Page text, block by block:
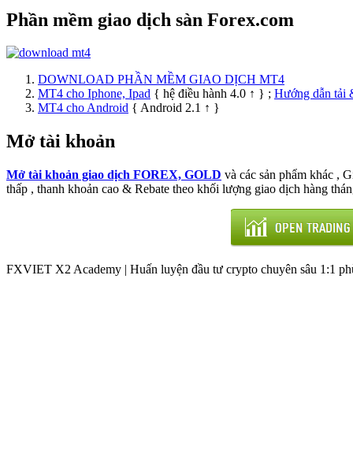
Phần mềm giao dịch sàn Forex.com
DOWNLOAD PHẦN MỀM GIAO DỊCH MT4
MT4 cho Iphone, Ipad { hệ điều hành 4.0 ↑ } ; Hướng dẫn tải
MT4 cho Android { Android 2.1 ↑ }
Mở tài khoản
Mở tài khoản giao dịch FOREX, GOLD và các sản phẩm khác ,
thấp , thanh khoản cao & Rebate theo khối lượng giao dịch hàng
FXVIET X2 Academy | Huấn luyện đầu tư crypto chuyên sâu 1:1